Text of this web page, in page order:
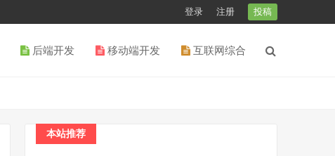
登录 注册 投稿
后端开发 移动端开发 互联网综合
本站推荐